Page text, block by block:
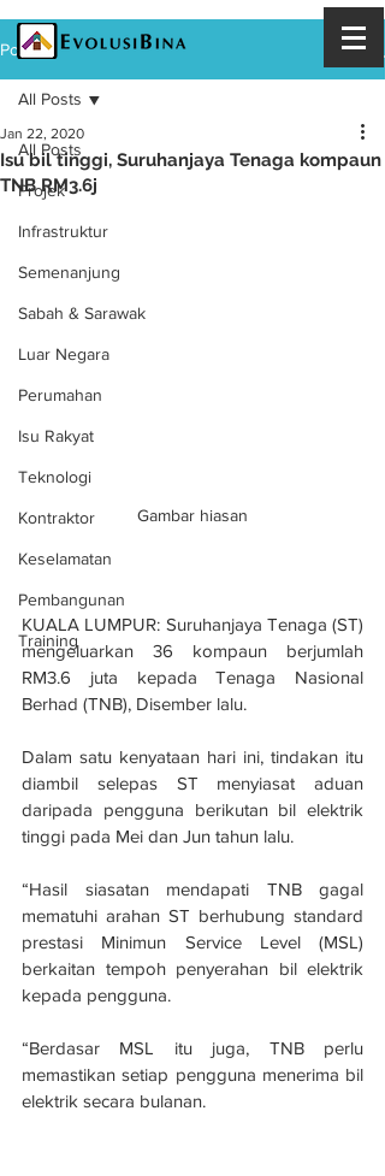
Post
All Posts
Projek
Infrastruktur
Semenanjung
Sabah & Sarawak
Luar Negara
Perumahan
Isu Rakyat
Teknologi
Kontraktor
Keselamatan
Pembangunan
Training
All Posts
Isu bil tinggi, Suruhanjaya Tenaga kompaun
TNB RM3.6j
Jan 22, 2020
Gambar hiasan
KUALA LUMPUR: Suruhanjaya Tenaga (ST)
mengeluarkan 36 kompaun berjumlah
RM3.6 juta kepada Tenaga Nasional
Berhad (TNB), Disember lalu.
Dalam satu kenyataan hari ini, tindakan itu
diambil selepas ST menyiasat aduan
daripada pengguna berikutan bil elektrik
tinggi pada Mei dan Jun tahun lalu.
“Hasil siasatan mendapati TNB gagal
mematuhi arahan ST berhubung standard
prestasi Minimun Service Level (MSL)
berkaitan tempoh penyerahan bil elektrik
kepada pengguna.
“Berdasar MSL itu juga, TNB perlu
memastikan setiap pengguna menerima bil
elektrik secara bulanan.